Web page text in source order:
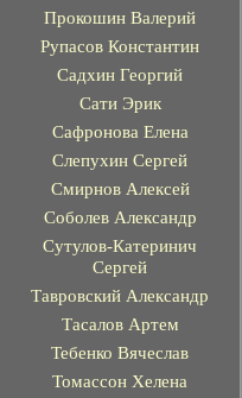
Прокошин Валерий
Рупасов Константин
Садхин Георгий
Сати Эрик
Сафронова Елена
Слепухин Сергей
Смирнов Алексей
Соболев Александр
Сутулов-Катеринич
Сергей
Тавровский Александр
Тасалов Артем
Тебенко Вячеслав
Томассон Хелена